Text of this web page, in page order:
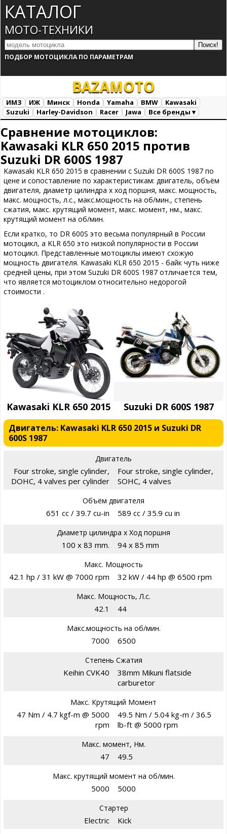
КАТАЛОГ
МОТО-ТЕХНИКИ
ПОДБОР МОТОЦИКЛА ПО ПАРАМЕТРАМ
BAZAMOTO
ИМЗ ИЖ Минск Honda Yamaha BMW
Kawasaki
Suzuki
Harley-Davidson Racer Jawa
Все бренды ▾
Сравнение мотоциклов:
Kawasaki KLR 650 2015 против
Suzuki DR 600S 1987
Kawasaki KLR 650 2015 в сравнении с Suzuki DR 600S 1987 по
цене и сопоставление по характеристикам: двигатель, объём
двигателя, диаметр цилиндра х ход поршня, макс. мощность,
макс. мощность, л.с., макс.мощность на об/мин., степень
сжатия, макс. крутящий момент, макс. момент, нм., макс.
крутящий момент на об/мин.
Если кратко, то DR 600S это весьма популярный в России
мотоцикл, а KLR 650 это низкой популярности в России
мотоцикл. Представленные мотоциклы имеют схожую
мощность двигателя. Kawasaki KLR 650 2015 - байк чуть ниже
средней цены, при этом Suzuki DR 600S 1987 отличается тем,
что является мотоциклом относительно недорогой
стоимости .
Kawasaki KLR 650 2015 Suzuki DR 600S 1987
Двигатель: Kawasaki KLR 650 2015 и Suzuki DR
600S 1987
Двигатель
Four stroke, single cylinder,
DOHC, 4 valves per cylinder
Four stroke, single cylinder,
SOHC, 4 valves
Объём двигателя
651 cc / 39.7 cu-in 589 cc / 35.9 cu in
Диаметр цилиндра х Ход поршня
100 x 83 mm. 94 x 85 mm
Макс. Мощность
42.1 hp / 31 kW @ 7000 rpm 32 kW / 44 hp @ 6500 rpm
Макс. Мощность, Л.с.
42.1 44
Макс.мощность на об/мин.
7000 6500
Степень Сжатия
Keihin CVK40
38mm Mikuni flatside
carburetor
Макс. Крутящий Момент
47 Nm / 4.7 kgf-m @ 5000
rpm
49.5 Nm / 5.04 kg-m / 36.5
lb-ft @ 5000 rpm
Макс. момент, Нм.
47 49.5
Макс. крутящий момент на об/мин.
5000 5000
Стартер
Electric Kick